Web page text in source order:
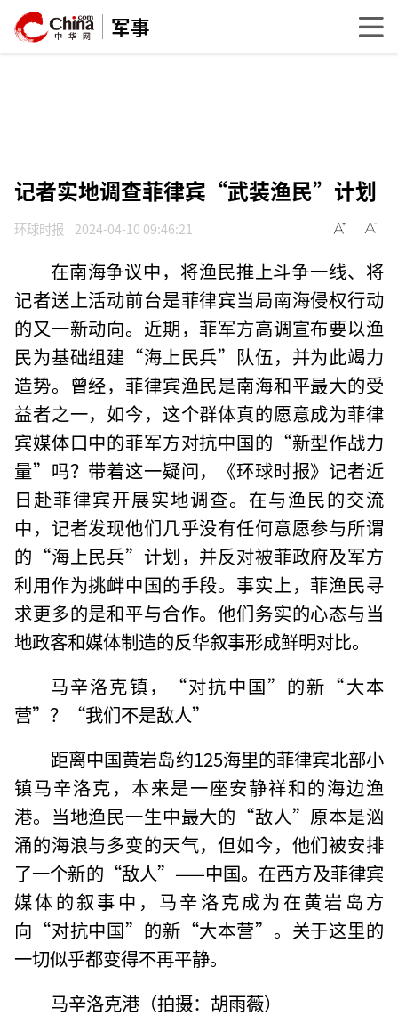
军事
记者实地调查菲律宾“武装渔民”计划
环球时报 2024-04-10 09:46:21
在南海争议中，将渔民推上斗争一线、将
记者送上活动前台是菲律宾当局南海侵权行动
的又一新动向。近期，菲军方高调宣布要以渔
民为基础组建“海上民兵”队伍，并为此竭力
造势。曾经，菲律宾渔民是南海和平最大的受
益者之一，如今，这个群体真的愿意成为菲律
宾媒体口中的菲军方对抗中国的“新型作战力
量”吗？带着这一疑问，《环球时报》记者近
日赴菲律宾开展实地调查。在与渔民的交流
中，记者发现他们几乎没有任何意愿参与所谓
的“海上民兵”计划，并反对被菲政府及军方
利用作为挑衅中国的手段。事实上，菲渔民寻
求更多的是和平与合作。他们务实的心态与当
地政客和媒体制造的反华叙事形成鲜明对比。
马辛洛克镇，“对抗中国”的新“大本
营”？“我们不是敌人”
距离中国黄岩岛约125海里的菲律宾北部小
镇马辛洛克，本来是一座安静祥和的海边渔
港。当地渔民一生中最大的“敌人”原本是汹
涌的海浪与多变的天气，但如今，他们被安排
了一个新的“敌人”——中国。在西方及菲律宾
媒体的叙事中，马辛洛克成为在黄岩岛方
向“对抗中国”的新“大本营”。关于这里的
一切似乎都变得不再平静。
马辛洛克港（拍摄：胡雨薇）